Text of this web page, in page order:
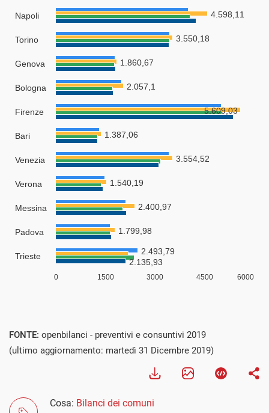
FONTE: openbilanci - preventivi e consuntivi 2019
(ultimo aggiornamento: martedì 31 Dicembre 2019)
Cosa: Bilanci dei comuni